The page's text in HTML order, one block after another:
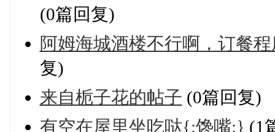
(0篇回复)
阿姆海城酒楼不行啊，订餐
复)
来自栀子花的帖子 (0篇回复)
有空在屋里坐吃哒{:馋嘴:} (1